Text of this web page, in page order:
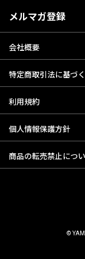
メルマガ登録
会社概要
特定商取引法に基づ
利用規約
個人情報保護方針
商品の転売禁止につ
©